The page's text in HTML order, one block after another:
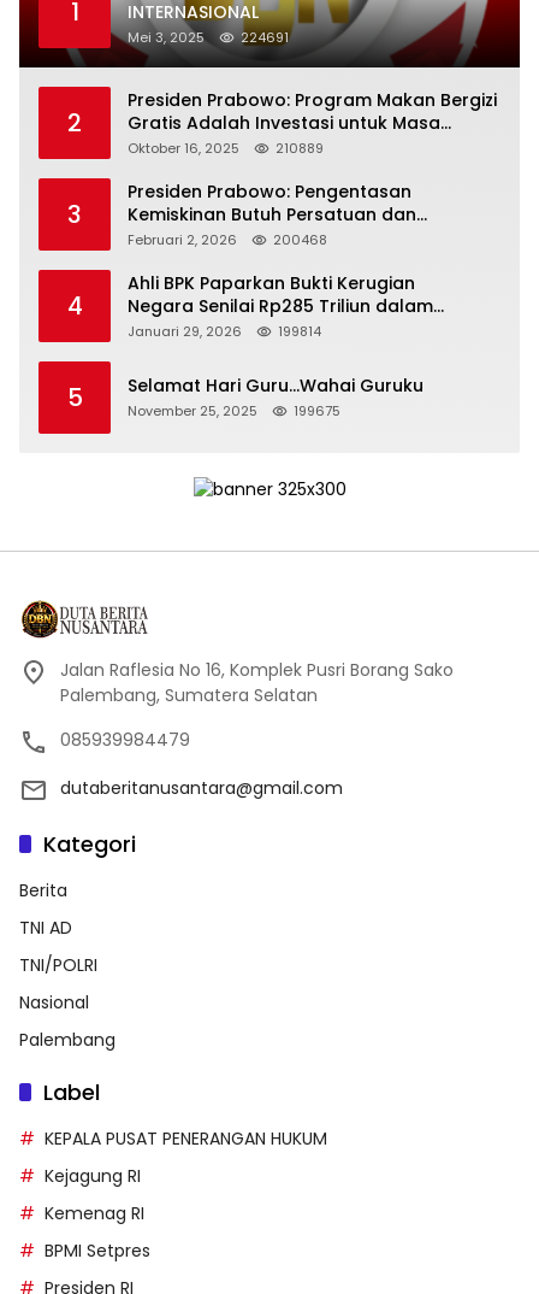
1
INTERNASIONAL
Mei 3, 2025 224691
2
Presiden Prabowo: Program Makan Bergizi
Gratis Adalah Investasi untuk Masa
Depan Bangsa
Oktober 16, 2025 210889
3
Presiden Prabowo: Pengentasan
Kemiskinan Butuh Persatuan dan
Kepemimpinan yang Bertanggung Jawab
Februari 2, 2026 200468
4
Ahli BPK Paparkan Bukti Kerugian
Negara Senilai Rp285 Triliun dalam
Persidangan Korupsi PT Pertamina
Januari 29, 2026 199814
5 Selamat Hari Guru…Wahai Guruku
November 25, 2025 199675
Jalan Raflesia No 16, Komplek Pusri Borang Sako
Palembang, Sumatera Selatan
085939984479
dutaberitanusantara@gmail.com
Kategori
Berita
TNI AD
TNI/POLRI
Nasional
Palembang
Label
KEPALA PUSAT PENERANGAN HUKUM
Kejagung RI
Kemenag RI
BPMI Setpres
Presiden RI